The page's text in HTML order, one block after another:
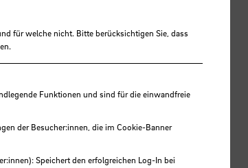
Energie ist
für welche nicht. Bitte berücksichtigen Sie, dass
Funktionen und sind für die einwandfreie
der Besucher:innen, die im Cookie-Banner
Speichert den erfolgreichen Log-In bei